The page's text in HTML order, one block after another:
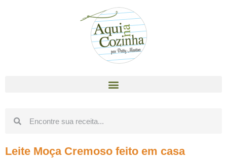
Leite Moça Cremoso feito em casa